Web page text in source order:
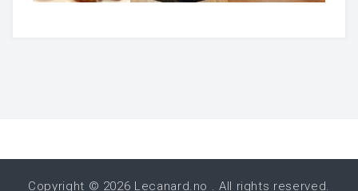
Copyright © 2026 Lecanard.no . All rights reserved.